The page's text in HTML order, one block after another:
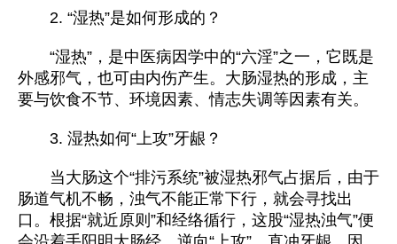
2. “湿热”是如何形成的？
“湿热”，是中医病因学中的“六淫”之一，它既是
外感邪气，也可由内伤产生。大肠湿热的形成，主
要与饮食不节、环境因素、情志失调等因素有关。
3. 湿热如何“上攻”牙龈？
当大肠这个“排污系统”被湿热邪气占据后，由于
肠道气机不畅，浊气不能正常下行，就会寻找出
口。根据“就近原则”和经络循行，这股“湿热浊气”便